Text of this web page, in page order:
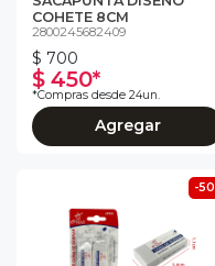
COHETE 8CM
2800245682409
$ 700
$ 450*
*Compras desde 24un.
Agregar
-